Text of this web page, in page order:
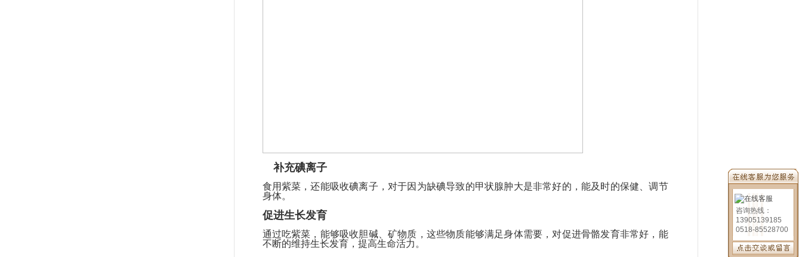
补充碘离子
食用紫菜，还能吸收碘离子，对于因为缺碘导致的甲状腺肿大是非常好的，能及时的保健、调节
身体。
促进生长发育
通过吃紫菜，能够吸收胆碱、矿物质，这些物质能够满足身体需要，对促进骨骼发育非常好，能
不断的维持生长发育，提高生命活力。
咨询热线：
13905139185
0518-85528700